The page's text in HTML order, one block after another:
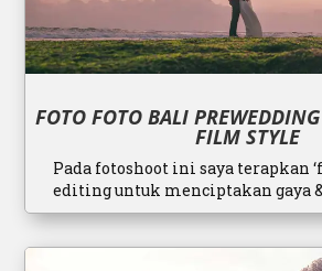
FOTO FOTO BALI
FILM STYLE
Pada fotoshoot ini saya terapkan
editing untuk menciptakan gaya